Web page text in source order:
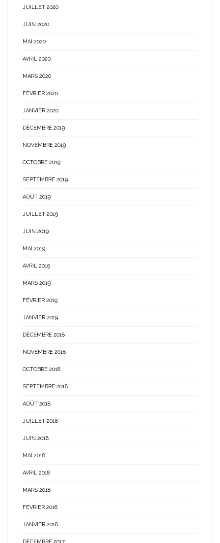
JUILLET 2020
JUIN 2020
MAI 2020
AVRIL 2020
MARS 2020
FÉVRIER 2020
JANVIER 2020
DÉCEMBRE 2019
NOVEMBRE 2019
OCTOBRE 2019
SEPTEMBRE 2019
AOÛT 2019
JUILLET 2019
JUIN 2019
MAI 2019
AVRIL 2019
MARS 2019
FÉVRIER 2019
JANVIER 2019
DÉCEMBRE 2018
NOVEMBRE 2018
OCTOBRE 2018
SEPTEMBRE 2018
AOÛT 2018
JUILLET 2018
JUIN 2018
MAI 2018
AVRIL 2018
MARS 2018
FÉVRIER 2018
JANVIER 2018